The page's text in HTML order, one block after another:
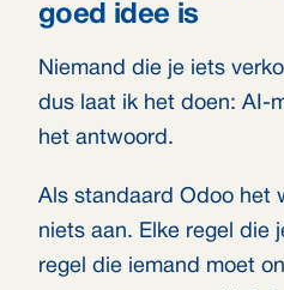
goed idee is
Niemand die je iets
dus laat ik het doen: AI-
het antwoord.
Als standaard Odoo het
niets aan. Elke regel die
regel die iemand moet